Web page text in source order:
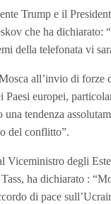
Trump e il
che ha dichiarato:
della telefonata vi
all’invio di
europei,
tendenza
del conflitto”.
Viceministro degli
ha dichiarato :
di pace